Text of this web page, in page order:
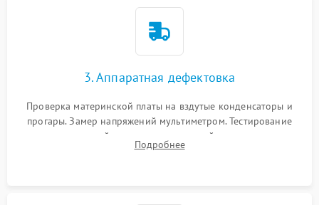
3. Аппаратная дефектовка
Проверка материнской платы на вздутые конденсаторы и
прогары. Замер напряжений мультиметром. Тестирование
оперативной памяти и накопителей с помощью
диагностического ПО для выявления сбойных секторов и
Подробнее